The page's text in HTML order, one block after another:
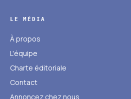
LE MÉDIA
À propos
L'équipe
Charte éditoriale
Contact
Annoncez chez nous